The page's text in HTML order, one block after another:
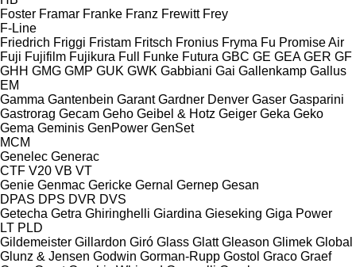
Foster Framar Franke Franz Frewitt Frey
F-Line
Friedrich Friggi Fristam Fritsch Fronius Fryma Fu Promise Air
Fuji Fujifilm Fujikura Full Funke Futura GBC GE GEA GER GF
GHH GMG GMP GUK GWK Gabbiani Gai Gallenkamp Gallus
EM
Gamma Gantenbein Garant Gardner Denver Gaser Gasparini
Gastrorag Gecam Geho Geibel & Hotz Geiger Geka Geko
Gema Geminis GenPower GenSet
MCM
Genelec Generac
CTF V20 VB VT
Genie Genmac Gericke Gernal Gernep Gesan
DPAS DPS DVR DVS
Getecha Getra Ghiringhelli Giardina Gieseking Giga Power
LT PLD
Gildemeister Gillardon Giró Glass Glatt Gleason Glimek Global
Glunz & Jensen Godwin Gorman-Rupp Gostol Graco Graef